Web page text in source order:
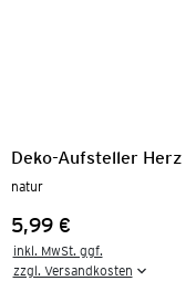
Deko-Aufsteller Herz
natur
Preis:
5,99 €
inkl. MwSt. ggf.
zzgl. Versandkosten